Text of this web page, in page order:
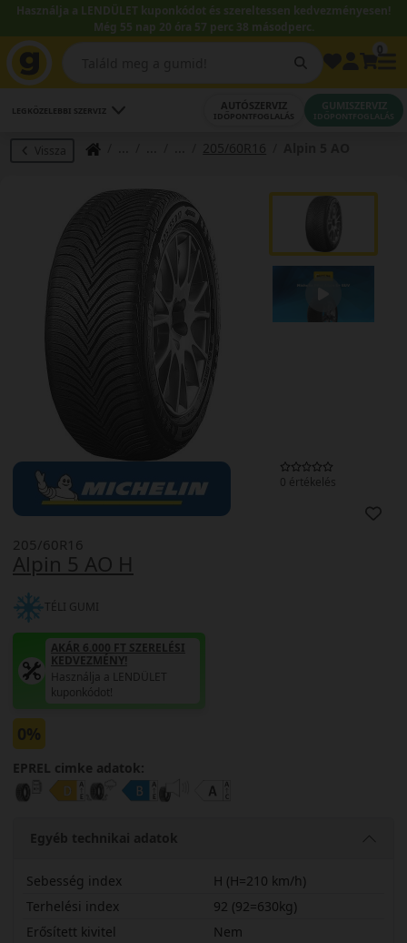
Használja a LENDÜLET kuponkódot és szereltessen kedvezményesen!
Még 55 nap 20 óra 57 perc 37 másodperc.
LEGKÖZELEBBI SZERVIZ AUTÓSZERVIZ
IDŐPONTFOGLALÁS
GUMISZERVIZ
IDŐPONTFOGLALÁS
Vissza 205/60R16
0 értékelés
Alpin 5 AO H
205/60R16
TÉLI GUMI
AKÁR 6.000 FT SZERELÉSI
KEDVEZMÉNY!
Használja a LENDÜLET
kuponkódot!
0%
EPREL cimke adatok:
Egyéb technikai adatok
Sebesség index
H (H=210 km/h)
Terhelési index
92 (92=630kg)
Erősített kivitel
Nem